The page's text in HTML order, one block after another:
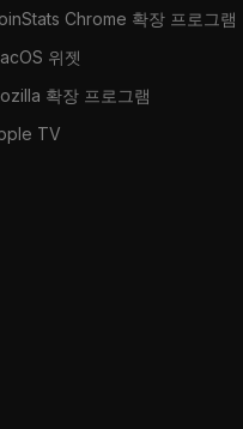
Chrome 확장 프로그램
위젯
확장 프로그램
TV